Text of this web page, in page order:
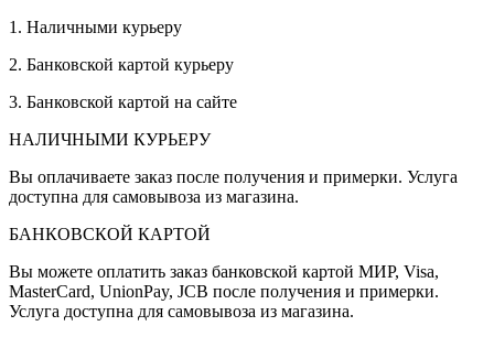
1. Наличными курьеру
2. Банковской картой курьеру
3. Банковской картой на сайте
НАЛИЧНЫМИ КУРЬЕРУ
Вы оплачиваете заказ после получения и примерки. Услуга
доступна для самовывоза из магазина.
БАНКОВСКОЙ КАРТОЙ
Вы можете оплатить заказ банковской картой МИР, Visa,
MasterCard, UnionPay, JCB после получения и примерки.
Услуга доступна для самовывоза из магазина.